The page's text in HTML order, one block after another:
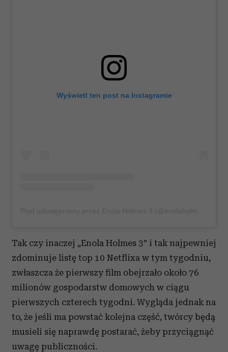
Wyświetl ten post na Instagramie
Tak czy inaczej „Enola Holmes 3” i tak najpewniej
zdominuje listę top 10 Netflixa w tym tygodniu,
zwłaszcza że pierwszy film obejrzało około 76
milionów gospodarstw domowych w ciągu
pierwszych czterech tygodni. Wygląda jednak na
to, że jeśli ma powstać kolejna część, twórcy będą
musieli się naprawdę postarać, żeby przyciągnąć
uwagę publiczności.